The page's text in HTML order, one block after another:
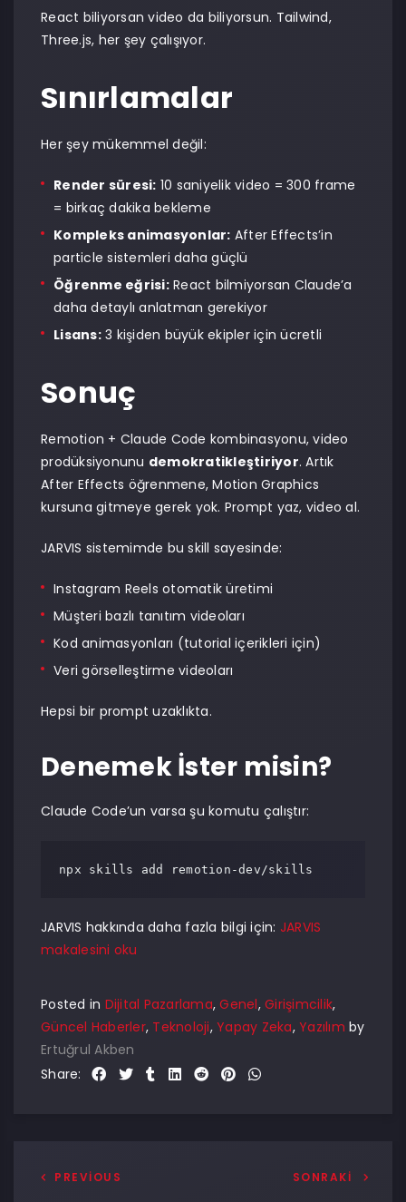
React biliyorsan video da biliyorsun. Tailwind,
Three.js, her şey çalışıyor.
Sınırlamalar
Her şey mükemmel değil:
Render süresi: 10 saniyelik video = 300 frame
= birkaç dakika bekleme
Kompleks animasyonlar: After Effects’in
particle sistemleri daha güçlü
Öğrenme eğrisi:React bilmiyorsan Claude’a
daha detaylı anlatman gerekiyor
Lisans:3 kişiden büyük ekipler için ücretli
Sonuç
Remotion + Claude Code kombinasyonu, video
prodüksiyonunu demokratikleştiriyor. Artık
After Effects öğrenmene, Motion Graphics
kursuna gitmeye gerek yok. Prompt yaz, video al.
JARVIS sistemimde bu skill sayesinde:
Instagram Reels otomatik üretimi
Müşteri bazlı tanıtım videoları
Kod animasyonları (tutorial içerikleri için)
Veri görselleştirme videoları
Hepsi bir prompt uzaklıkta.
Denemek İster misin?
Claude Code’un varsa şu komutu çalıştır:
npx skills add remotion-dev/skills
JARVIS hakkında daha fazla bilgi için: JARVIS
makalesini oku
Posted in Dijital Pazarlama,Genel, Girişimcilik,
Güncel Haberler, Teknoloji, Yapay Zeka, Yazılım by
Ertuğrul Akben
Share:
PREVIOUS SONRAKI